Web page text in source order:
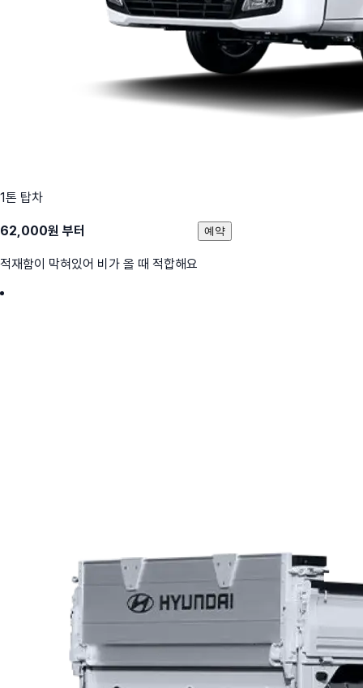
1톤 탑차
62,000원 부터
적재함이 막혀있어 비가 올 때 적합해요
예약